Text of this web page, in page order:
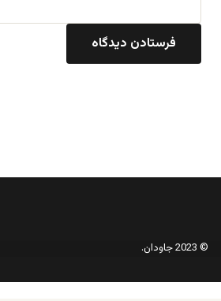
© 2023 جاودان.